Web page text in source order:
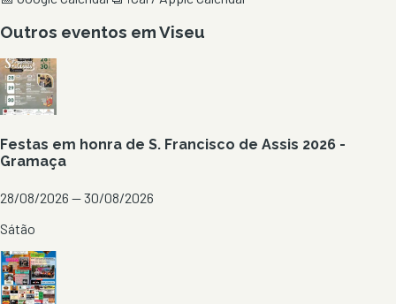
Outros eventos emViseu
Festas em honra de S. Francisco de Assis 2026 -
Gramaça
28/08/2026 — 30/08/2026
Sátão